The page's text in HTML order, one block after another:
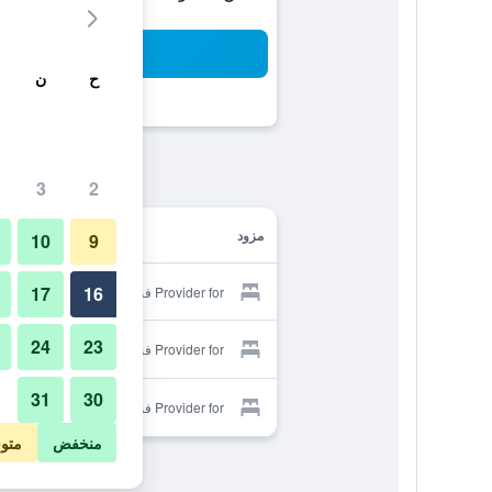
مزود
Provider for فندق AF أكوا بارك
Provider for فندق AF أكوا بارك
Provider for فندق AF أكوا بارك
ح ن
2
3
9
10
16
17
23
24
30
31
منخفض